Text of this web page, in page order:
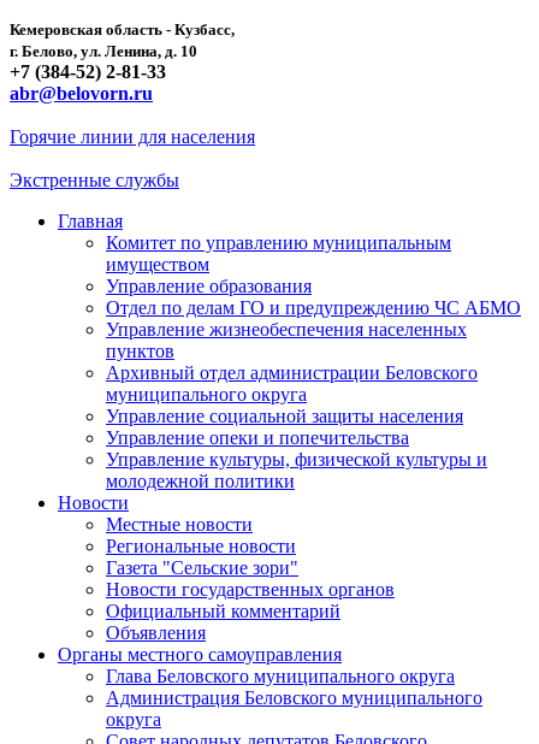
Кемеровская область - Кузбасс,
г. Белово, ул. Ленина, д. 10
+7 (384-52) 2-81-33
abr@belovorn.ru
Горячие линии для населения
Экстренные службы
Главная
Комитет по управлению муниципальным
имуществом
Управление образования
Отдел по делам ГО и предупреждению ЧС АБМО
Управление жизнеобеспечения населенных
пунктов
Архивный отдел администрации Беловского
муниципального округа
Управление социальной защиты населения
Управление опеки и попечительства
Управление культуры, физической культуры и
молодежной политики
Новости
Местные новости
Региональные новости
Газета "Сельские зори"
Новости государственных органов
Официальный комментарий
Объявления
Органы местного самоуправления
Глава Беловского муниципального округа
Администрация Беловского муниципального
округа